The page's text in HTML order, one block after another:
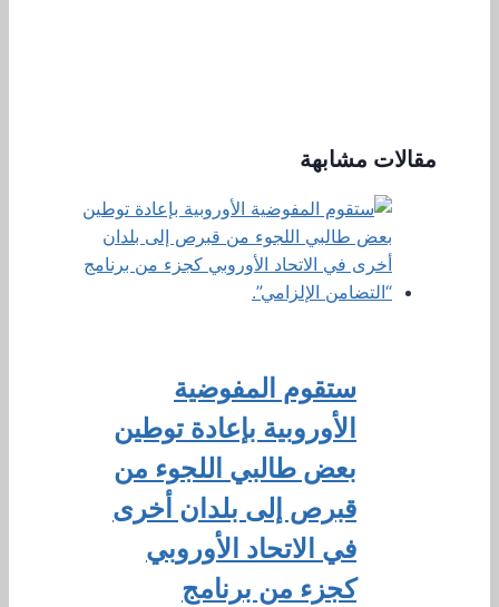
مقالات مشابهة
ستقوم المفوضية
الأوروبية بإعادة توطين
بعض طالبي اللجوء من
قبرص إلى بلدان أخرى
في الاتحاد الأوروبي
كجزء من برنامج